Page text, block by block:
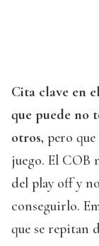
Cita clave en
que puede no
otros, pero
juego. El COB
del play off y
conseguirlo.
que se repitan